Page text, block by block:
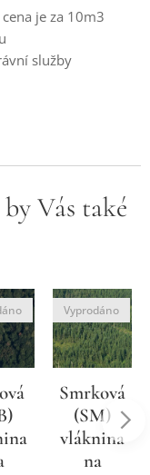
je za 10m3
služby
Vás také
Smrková
(SM)
vláknina
na
Vyprodáno